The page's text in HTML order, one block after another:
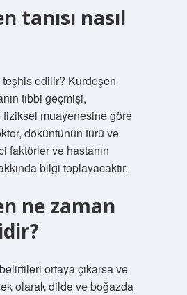
tanısı nasıl
teşhis edilir? Kurdeşen
tıbbi geçmişi,
fiziksel muayenesine göre
döküntünün türü ve
faktörler ve hastanın
bilgi toplayacaktır.
ne zaman
ortaya çıkarsa ve
olarak dilde ve boğazda